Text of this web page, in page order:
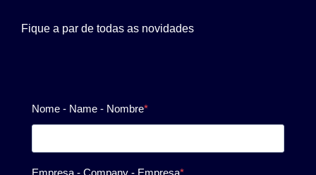
Fique a par de todas as novidades